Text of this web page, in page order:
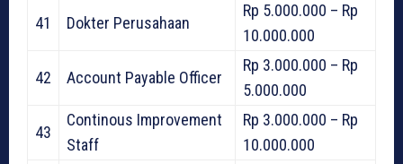
41 Dokter Perusahaan
Rp 5.000.000 – Rp
10.000.000
42 Account Payable Officer
Rp 3.000.000 – Rp
5.000.000
43
Continous Improvement
Staff
Rp 3.000.000 – Rp
10.000.000